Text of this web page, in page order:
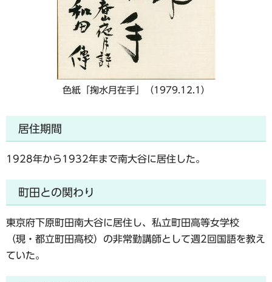
色紙「掬水月在手」（1979.12.1）
居住期間
1928年から1932年まで南大谷に居住した。
町田との関わり
東京府下原町田南大谷に居住し、私立町田高等女学校
（現・都立町田高校）の非常勤講師として週2回国語を教え
ていた。